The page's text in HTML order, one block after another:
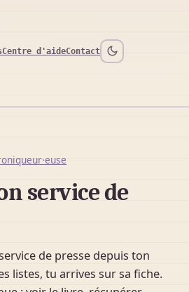
Centre d'aideContact
service de
de presse depuis ton
listes, tu arrives sur sa fiche.